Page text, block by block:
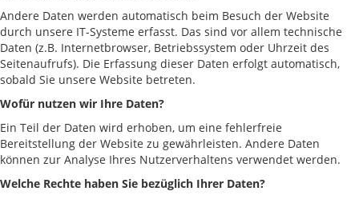
Andere Daten werden automatisch beim Besuch der Website
durch unsere IT-Systeme erfasst. Das sind vor allem technische
Daten (z.B. Internetbrowser, Betriebssystem oder Uhrzeit des
Seitenaufrufs). Die Erfassung dieser Daten erfolgt automatisch,
sobald Sie unsere Website betreten.
Wofür nutzen wir Ihre Daten?
Ein Teil der Daten wird erhoben, um eine fehlerfreie
Bereitstellung der Website zu gewährleisten. Andere Daten
können zur Analyse Ihres Nutzerverhaltens verwendet werden.
Welche Rechte haben Sie bezüglich Ihrer Daten?